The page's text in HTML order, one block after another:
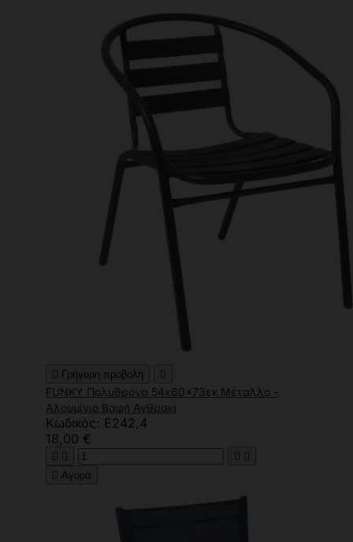
 Γρήγορη προβολή 
FUNKY Πολυθρόνα 54x60x73εκ Μέταλλο -
Αλουμίνιο Βαφή Ανθρακί
Κωδικός: Ε242,4
18,00 €
   
 Αγορά